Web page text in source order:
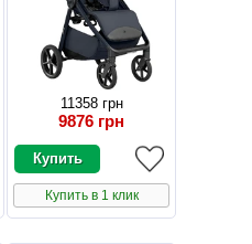
11358 грн
9876 грн
Купить в 1 клик